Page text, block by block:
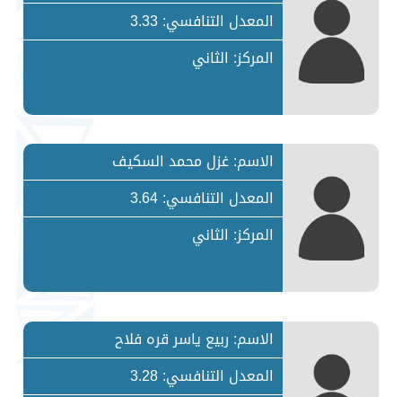
المعدل التنافسي: 3.33
المركز: الثاني
الاسم: غزل محمد السكيف
المعدل التنافسي: 3.64
المركز: الثاني
الاسم: ربيع ياسر قره فلاح
المعدل التنافسي: 3.28